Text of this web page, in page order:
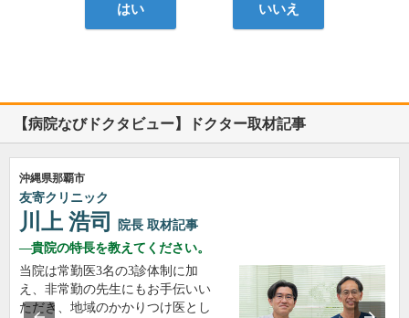
はい いいえ
【病院なびドクタビュー】ドクター取材記事
沖縄県那覇市
友寄クリニック
川上 浩司 院長 取材記事
貴院の特長を教えてください。
当院は常勤医3名の3診体制に加
え、非常勤の先生にもお手伝いい
ただき、地域のかかりつけ医とし